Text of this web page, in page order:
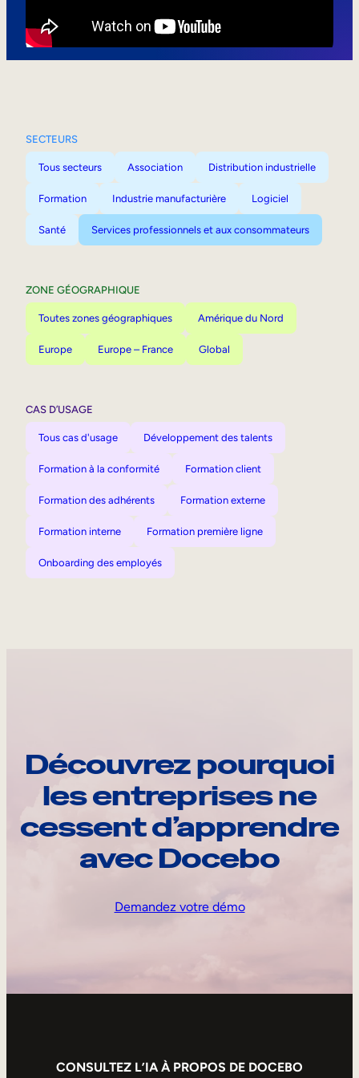
SECTEURS
Tous secteurs Association Distribution industrielle
Formation Industrie manufacturière Logiciel
Santé Services professionnels et aux consommateurs
ZONE GÉOGRAPHIQUE
Toutes zones géographiques Amérique du Nord
Europe Europe – France Global
CAS D’USAGE
Tous cas d'usage Développement des talents
Formation à la conformité Formation client
Formation des adhérents Formation externe
Formation interne Formation première ligne
Onboarding des employés
Découvrez pourquoi
les entreprises ne
cessent d’apprendre
avec Docebo
Demandez votre démo
CONSULTEZ L’IA À PROPOS DE DOCEBO